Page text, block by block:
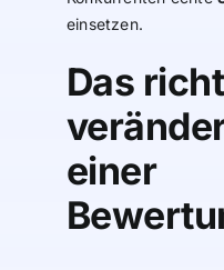
einsetzen.
Das
einer